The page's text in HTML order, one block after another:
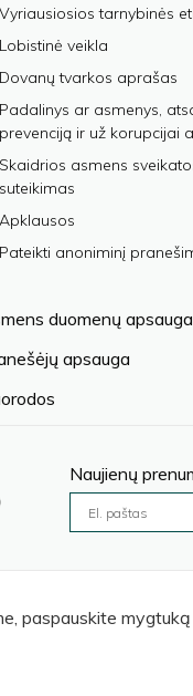
Vyriausiosios tarnybinės
Lobistinė veikla
Dovanų tvarkos aprašas
Padalinys ar asmenys,
prevenciją ir už korupcijai
Skaidrios asmens
suteikimas
Apklausos
Pateikti anoniminį
duomenų apsauga
apsauga
Naujienų
paspauskite